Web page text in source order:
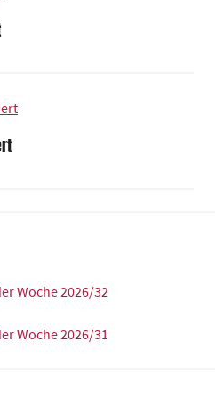
Woche 2026/32
Woche 2026/31